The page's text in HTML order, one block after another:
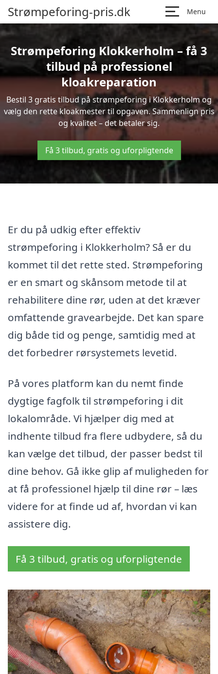
Strømpeforing-pris.dk Menu
Strømpeforing Klokkerholm – få 3
tilbud på professionel
kloakreparation
Bestil 3 gratis tilbud på strømpeforing i Klokkerholm og
vælg den rette kloakmester til opgaven. Sammenlign pris
og kvalitet – det betaler sig.
Få 3 tilbud, gratis og uforpligtende
Er du på udkig efter effektiv
strømpeforing i Klokkerholm? Så er du
kommet til det rette sted. Strømpeforing
er en smart og skånsom metode til at
rehabilitere dine rør, uden at det kræver
omfattende gravearbejde. Det kan spare
dig både tid og penge, samtidig med at
det forbedrer rørsystemets levetid.
På vores platform kan du nemt finde
dygtige fagfolk til strømpeforing i dit
lokalområde. Vi hjælper dig med at
indhente tilbud fra flere udbydere, så du
kan vælge det tilbud, der passer bedst til
dine behov. Gå ikke glip af muligheden for
at få professionel hjælp til dine rør – læs
videre for at finde ud af, hvordan vi kan
assistere dig.
Få 3 tilbud, gratis og uforpligtende